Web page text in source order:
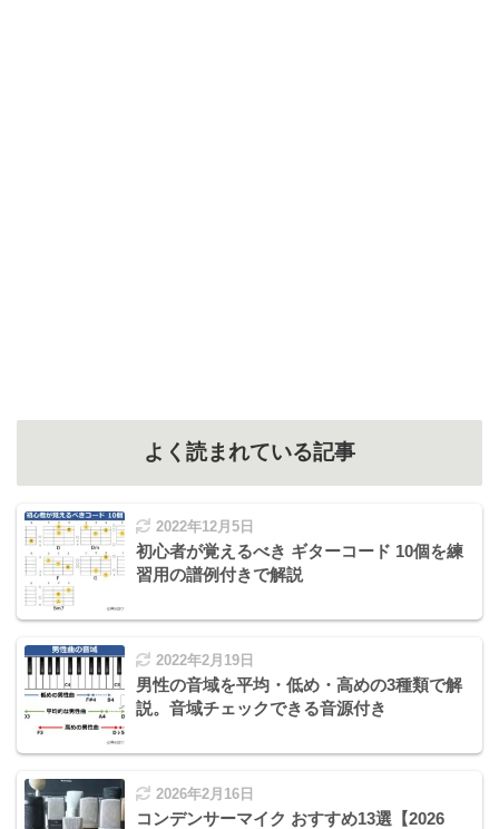
よく読まれている記事
2022年12月5日
初心者が覚えるべき ギターコード 10個を練
習用の譜例付きで解説
2022年2月19日
男性の音域を平均・低め・高めの3種類で解
説。音域チェックできる音源付き
2026年2月16日
コンデンサーマイク おすすめ13選【2026